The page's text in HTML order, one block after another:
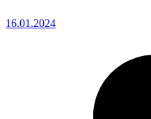
16.01.2024